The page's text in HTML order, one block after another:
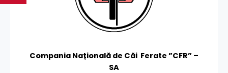
Compania Națională de Căi Ferate ”CFR” –
SA